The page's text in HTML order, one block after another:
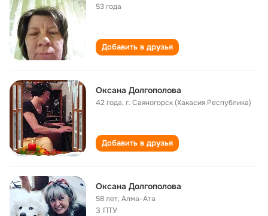
53 года
Добавить в друзья
Оксана Долгополова
42 года,г. Саяногорск (Хакасия Республика)
Добавить в друзья
Оксана Долгополова
58 лет,Алма-Ата
3 ПТУ